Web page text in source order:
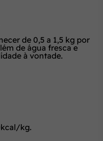
de 0,5 a 1,5 kg por
de água fresca e
à vontade.
kg.